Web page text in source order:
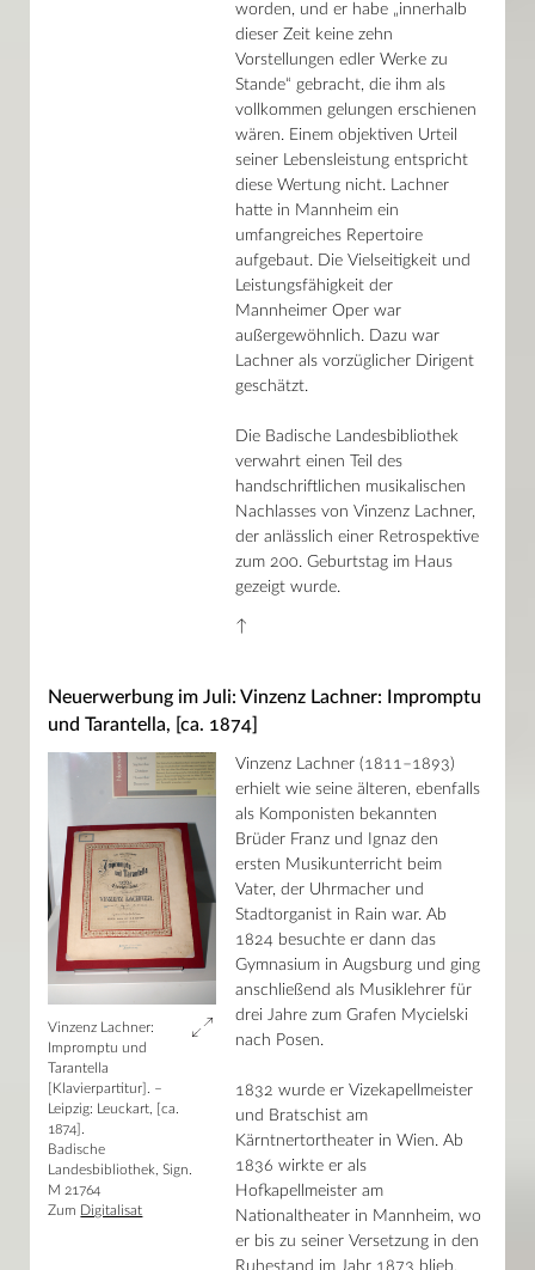
worden, und er habe „innerhalb
dieser Zeit keine zehn
Vorstellungen edler Werke zu
Stande“ gebracht, die ihm als
vollkommen gelungen erschienen
wären. Einem objektiven Urteil
seiner Lebensleistung entspricht
diese Wertung nicht. Lachner
hatte in Mannheim ein
umfangreiches Repertoire
aufgebaut. Die Vielseitigkeit und
Leistungsfähigkeit der
Mannheimer Oper war
außergewöhnlich. Dazu war
Lachner als vorzüglicher Dirigent
geschätzt.
Die Badische Landesbibliothek
verwahrt einen Teil des
handschriftlichen musikalischen
Nachlasses von Vinzenz Lachner,
der anlässlich einer Retrospektive
zum 200. Geburtstag im Haus
gezeigt wurde.
↑
Neuerwerbung im Juli: Vinzenz Lachner: Impromptu
und Tarantella, [ca. 1874]
Vinzenz Lachner:
Impromptu und
Tarantella
[Klavierpartitur]. –
Leipzig: Leuckart, [ca.
1874].
Badische
Landesbibliothek, Sign.
M 21764
Zum Digitalisat
Vinzenz Lachner (1811–1893)
erhielt wie seine älteren, ebenfalls
als Komponisten bekannten
Brüder Franz und Ignaz den
ersten Musikunterricht beim
Vater, der Uhrmacher und
Stadtorganist in Rain war. Ab
1824 besuchte er dann das
Gymnasium in Augsburg und ging
anschließend als Musiklehrer für
drei Jahre zum Grafen Mycielski
nach Posen.
1832 wurde er Vizekapellmeister
und Bratschist am
Kärntnertortheater in Wien. Ab
1836 wirkte er als
Hofkapellmeister am
Nationaltheater in Mannheim, wo
er bis zu seiner Versetzung in den
Ruhestand im Jahr 1873 blieb.